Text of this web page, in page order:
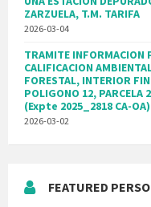
ZARZUELA, T.M. TARIFA
2026-03-04
TRAMITE INFORMACION
CALIFICACION
FORESTAL, INTERIOR
POLIGONO 12, PARCELA
(Expte 2025_2818 CA-OA)
2026-03-02
FEATURED